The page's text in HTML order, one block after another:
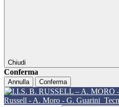
Chiudi
Conferma
Annulla Conferma
Russell - A. Moro - G. Guarini